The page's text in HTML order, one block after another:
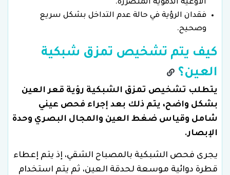
الأوعية الدموية المتضررة.
فقدان الرؤية في حالة عدم التداخل بشكل سريع
وصحيح.
كيف يتم تشخيص تمزق شبكية
العين؟
يتطلب تشخيص تمزق الشبكية رؤية قعر العين
بشكل واضح، يتم ذلك بعد إجراء فحص عيني
شامل وقياس ضغط العين والمجال البصري وحدة
الإبصار.
يجرى فحص الشبكية بالمصباح الشقي، إذ يتم إعطاء
قطرة دوائية موسعة لحدقة العين، ثم يتم استخدام